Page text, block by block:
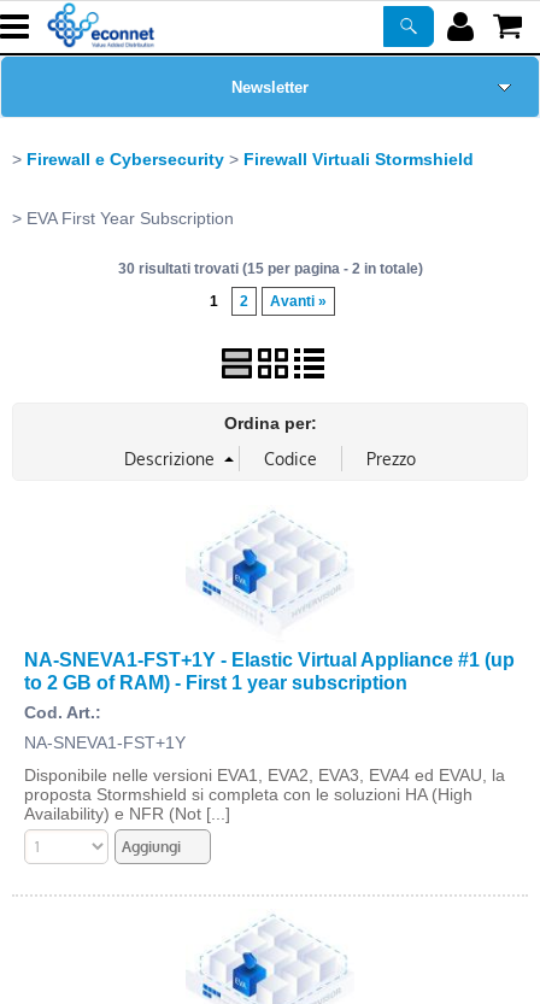
Chi siamo
Prodotti
Certificazioni
Newsletter
PROMO ATTIVE
Firewall e Cybersecurity Firewall Virtuali Stormshield
EVA First Year Subscription
30 risultati trovati (15 per pagina - 2 in totale)
1
2 Avanti »
Ordina per:
NA-SNEVA1-FST+1Y - Elastic Virtual Appliance #1 (up
to 2 GB of RAM) - First 1 year subscription
Cod. Art.:
NA-SNEVA1-FST+1Y
Disponibile nelle versioni EVA1, EVA2, EVA3, EVA4 ed EVAU, la
proposta Stormshield si completa con le soluzioni HA (High
Availability) e NFR (Not [...]